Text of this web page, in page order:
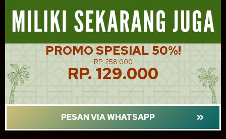
PROMO SPESIAL 50%!
RP. 258.000
RP. 129.000
PESAN VIA WHATSAPP